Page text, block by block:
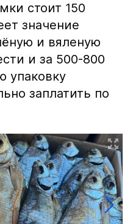
стоит 150
значение
и вяленую
и за 500-800
упаковку
заплатить по